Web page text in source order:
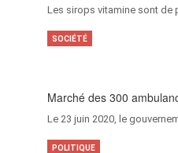
Les sirops vitamine sont de
Marché des 300
Le 23 juin 2020, le
SOCIÉTÉ
POLITIQUE